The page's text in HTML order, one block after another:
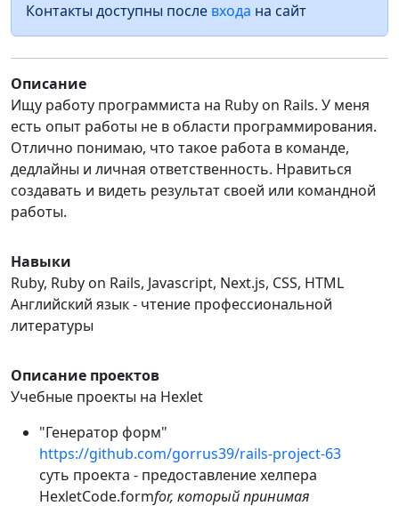
Контакты доступны после входа на сайт
Описание
Ищу работу программиста на Ruby on Rails. У меня
есть опыт работы не в области программирования.
Отлично понимаю, что такое работа в команде,
дедлайны и личная ответственность. Нравиться
создавать и видеть результат своей или командной
работы.
Навыки
Ruby, Ruby on Rails, Javascript, Next.js, CSS, HTML
Английский язык - чтение профессиональной
литературы
Описание проектов
Учебные проекты на Hexlet
"Генератор форм"
https://github.com/gorrus39/rails-project-63
суть проекта - предоставление хелпера
HexletCode.formfor, который принимая